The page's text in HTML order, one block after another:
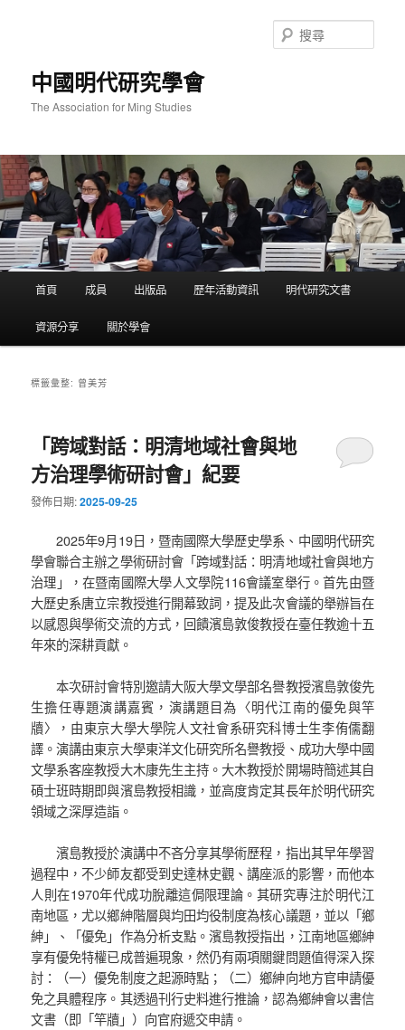
中國明代研究學會
The Association for Ming Studies
尋
首頁 成員 出版品 歷年活動資訊 明代研究文書
資源分享 關於學會
標籤彙整: 曾美芳
「跨域對話：明清地域社會與地
方治理學術研討會」紀要
發佈日期:2025-09-25
2025年9月19日，暨南國際大學歷史學系、中國明代研究
學會聯合主辦之學術研討會「跨域對話：明清地域社會與地方
治理」，在暨南國際大學人文學院116會議室舉行。首先由暨
大歷史系唐立宗教授進行開幕致詞，提及此次會議的舉辦旨在
以感恩與學術交流的方式，回饋濱島敦俊教授在臺任教逾十五
年來的深耕貢獻。
本次研討會特別邀請大阪大學文學部名譽教授濱島敦俊先
生擔任專題演講嘉賓，演講題目為〈明代江南的優免與竿
牘〉，由東京大學大學院人文社會系研究科博士生李侑儒翻
譯。演講由東京大學東洋文化研究所名譽教授、成功大學中國
文學系客座教授大木康先生主持。大木教授於開場時簡述其自
碩士班時期即與濱島教授相識，並高度肯定其長年於明代研究
領域之深厚造詣。
濱島教授於演講中不吝分享其學術歷程，指出其早年學習
過程中，不少師友都受到史達林史觀、講座派的影響，而他本
人則在1970年代成功脫離這侷限理論。其研究專注於明代江
南地區，尤以鄉紳階層與均田均役制度為核心議題，並以「鄉
紳」、「優免」作為分析支點。濱島教授指出，江南地區鄉紳
享有優免特權已成普遍現象，然仍有兩項關鍵問題值得深入探
討：（一）優免制度之起源時點；（二）鄉紳向地方官申請優
免之具體程序。其透過刊行史料進行推論，認為鄉紳會以書信
文書（即「竿牘」）向官府遞交申請。